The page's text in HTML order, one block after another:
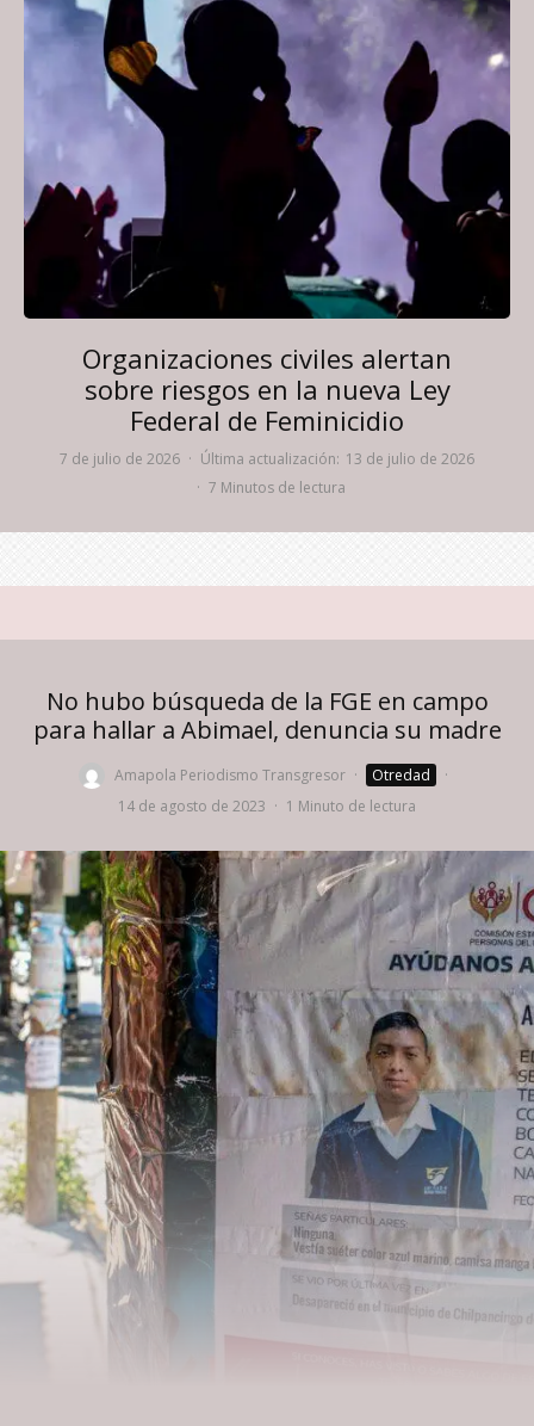
Organizaciones civiles alertan
sobre riesgos en la nueva Ley
Federal de Feminicidio
7 de julio de 2026 · Última actualización: 13 de julio de 2026
· 7 Minutos de lectura
No hubo búsqueda de la FGE en campo
para hallar a Abimael, denuncia su madre
Amapola Periodismo Transgresor · Otredad
·
14 de agosto de 2023 · 1 Minuto de lectura